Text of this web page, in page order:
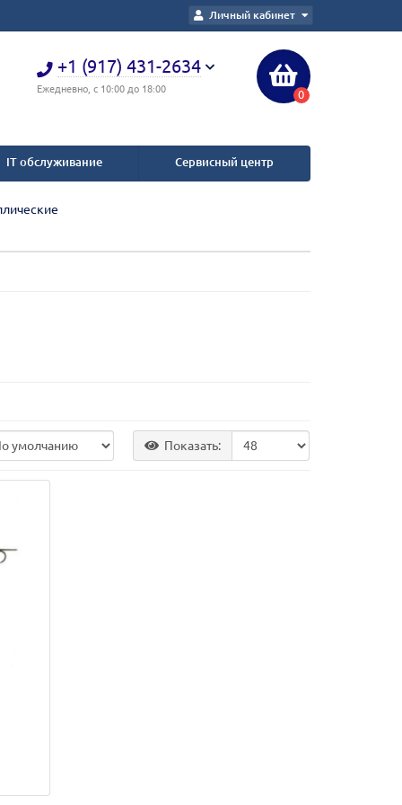
Личный кабинет
+1 (917) 431-2634
Ежедневно, с 10:00 до 18:00 0
IT обслуживание Сервисный центр
Показать: